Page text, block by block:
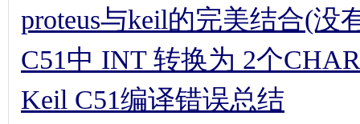
proteus与keil的完美结合(
C51中 INT 转换为 2个
Keil C51编译错误总结